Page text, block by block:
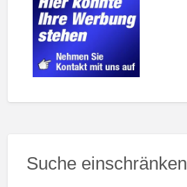
Suche einschränken